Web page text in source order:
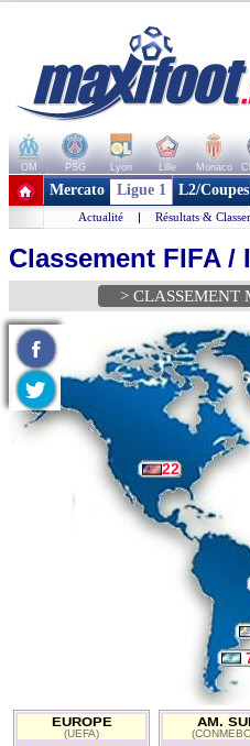
OM PSG Lyon Lille Monaco
+ de clubs
Mercato Ligue 1 L2/Coupes
Actualité | Résultats &
Classement FIFA /
> CLASSEMENT
22
EUROPE
(UEFA)
AM.